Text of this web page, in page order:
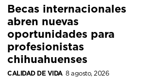
Becas internacionales
abren nuevas
oportunidades para
profesionistas
chihuahuenses
CALIDAD DE VIDA 8 agosto, 2026